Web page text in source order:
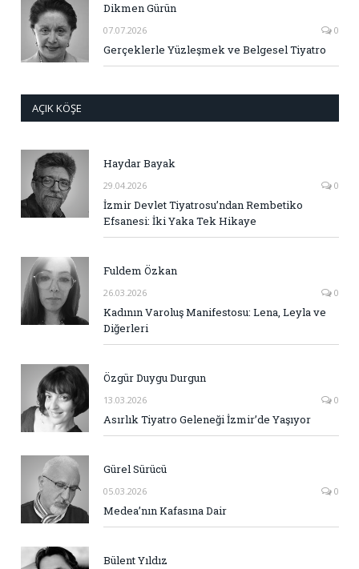
Dikmen Gürün
07.07.2026 0
Gerçeklerle Yüzleşmek ve Belgesel Tiyatro
AÇIK KÖŞE
Haydar Bayak
29.04.2026 0
İzmir Devlet Tiyatrosu’ndan Rembetiko
Efsanesi: İki Yaka Tek Hikaye
Fuldem Özkan
26.03.2026 0
Kadının Varoluş Manifestosu: Lena, Leyla ve
Diğerleri
Özgür Duygu Durgun
13.03.2026 0
Asırlık Tiyatro Geleneği İzmir’de Yaşıyor
Gürel Sürücü
05.03.2026 0
Medea’nın Kafasına Dair
Bülent Yıldız